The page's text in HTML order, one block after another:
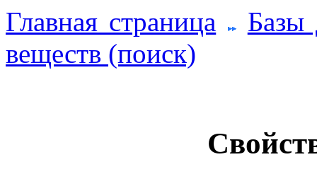
Главная страница
Базы
веществ (поиск)